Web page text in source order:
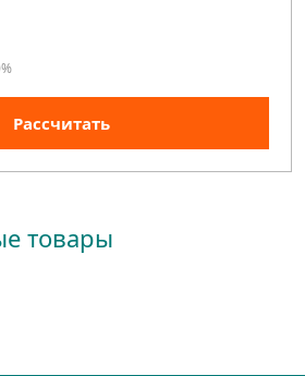
Рассчитать
товары